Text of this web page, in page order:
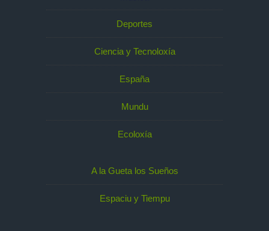
Deportes
Ciencia y Tecnoloxía
España
Mundu
Ecoloxía
A la Gueta los Sueños
Espaciu y Tiempu